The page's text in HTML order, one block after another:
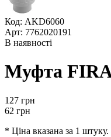
Код: AKD6060
Арт: 7762020191
В наявності
Муфта
127 грн
62 грн
* Ціна вказана за 1 штуку.